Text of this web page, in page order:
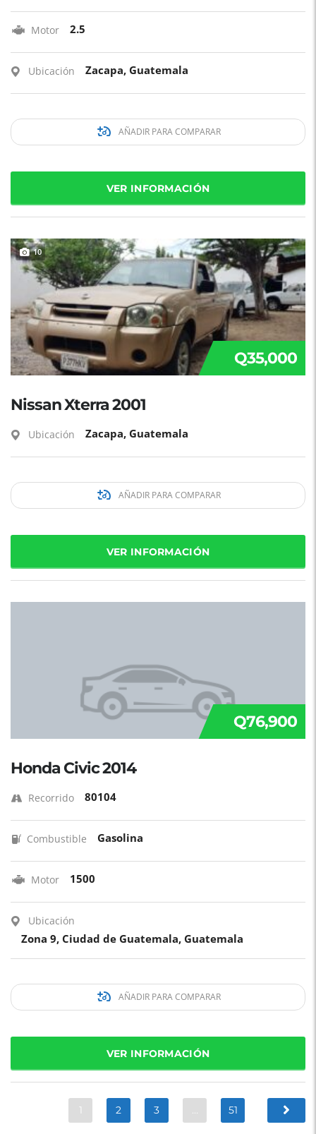
Motor 2.5
Ubicación Zacapa, Guatemala
AÑADIR PARA COMPARAR
VER INFORMACIÓN
10
Q35,000
Nissan Xterra 2001
Ubicación Zacapa, Guatemala
AÑADIR PARA COMPARAR
VER INFORMACIÓN
Q76,900
Honda Civic 2014
Recorrido 80104
Combustible Gasolina
Motor 1500
Ubicación
Zona 9, Ciudad de Guatemala, Guatemala
AÑADIR PARA COMPARAR
VER INFORMACIÓN
1 2 3 … 51